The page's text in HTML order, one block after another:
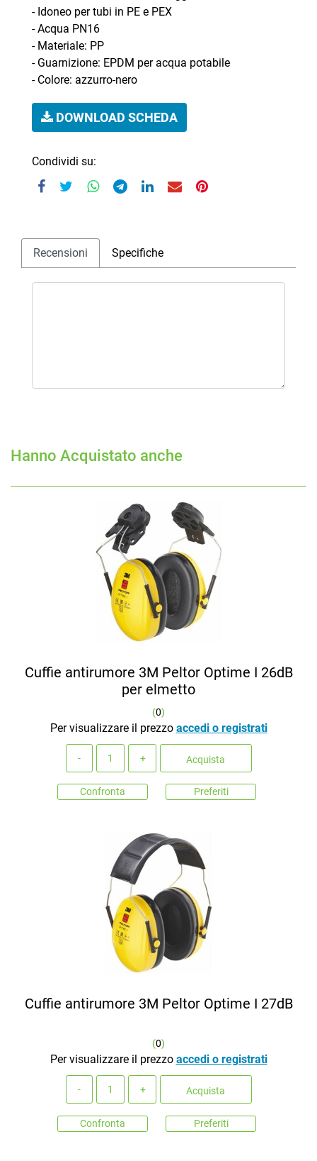
- Idoneo per tubi in PE e PEX
- Acqua PN16
- Materiale: PP
- Guarnizione: EPDM per acqua potabile
- Colore: azzurro-nero
DOWNLOAD SCHEDA
Condividi su:
Recensioni Specifiche
Hanno Acquistato anche
Cuffie antirumore 3M Peltor Optime I 26dB
per elmetto
(0)
Per visualizzare il prezzo accedi o registrati
Acquista
Confronta Preferiti
Cuffie antirumore 3M Peltor Optime I 27dB
(0)
Per visualizzare il prezzo accedi o registrati
Acquista
Confronta Preferiti